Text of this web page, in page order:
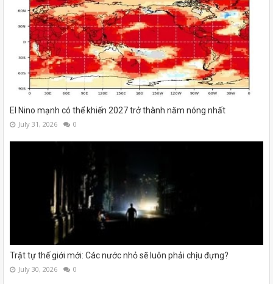
El Nino mạnh có thể khiến 2027 trở thành năm nóng nhất
July 31, 2026 0
Trật tự thế giới mới: Các nước nhỏ sẽ luôn phải chịu đựng?
July 30, 2026 0